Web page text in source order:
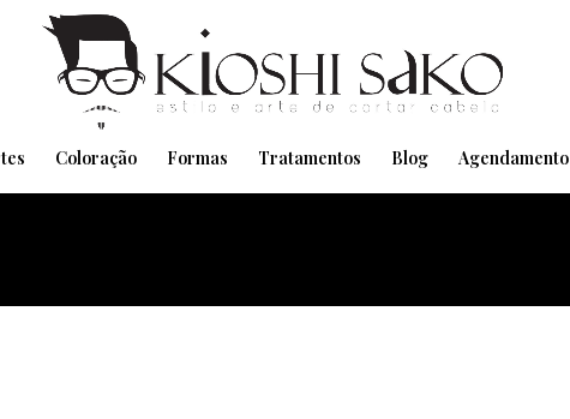
Coloração Formas Tratamentos Blog Agendamento
Pensando em transformar seu Visual??
Agende pelo Whatsapp